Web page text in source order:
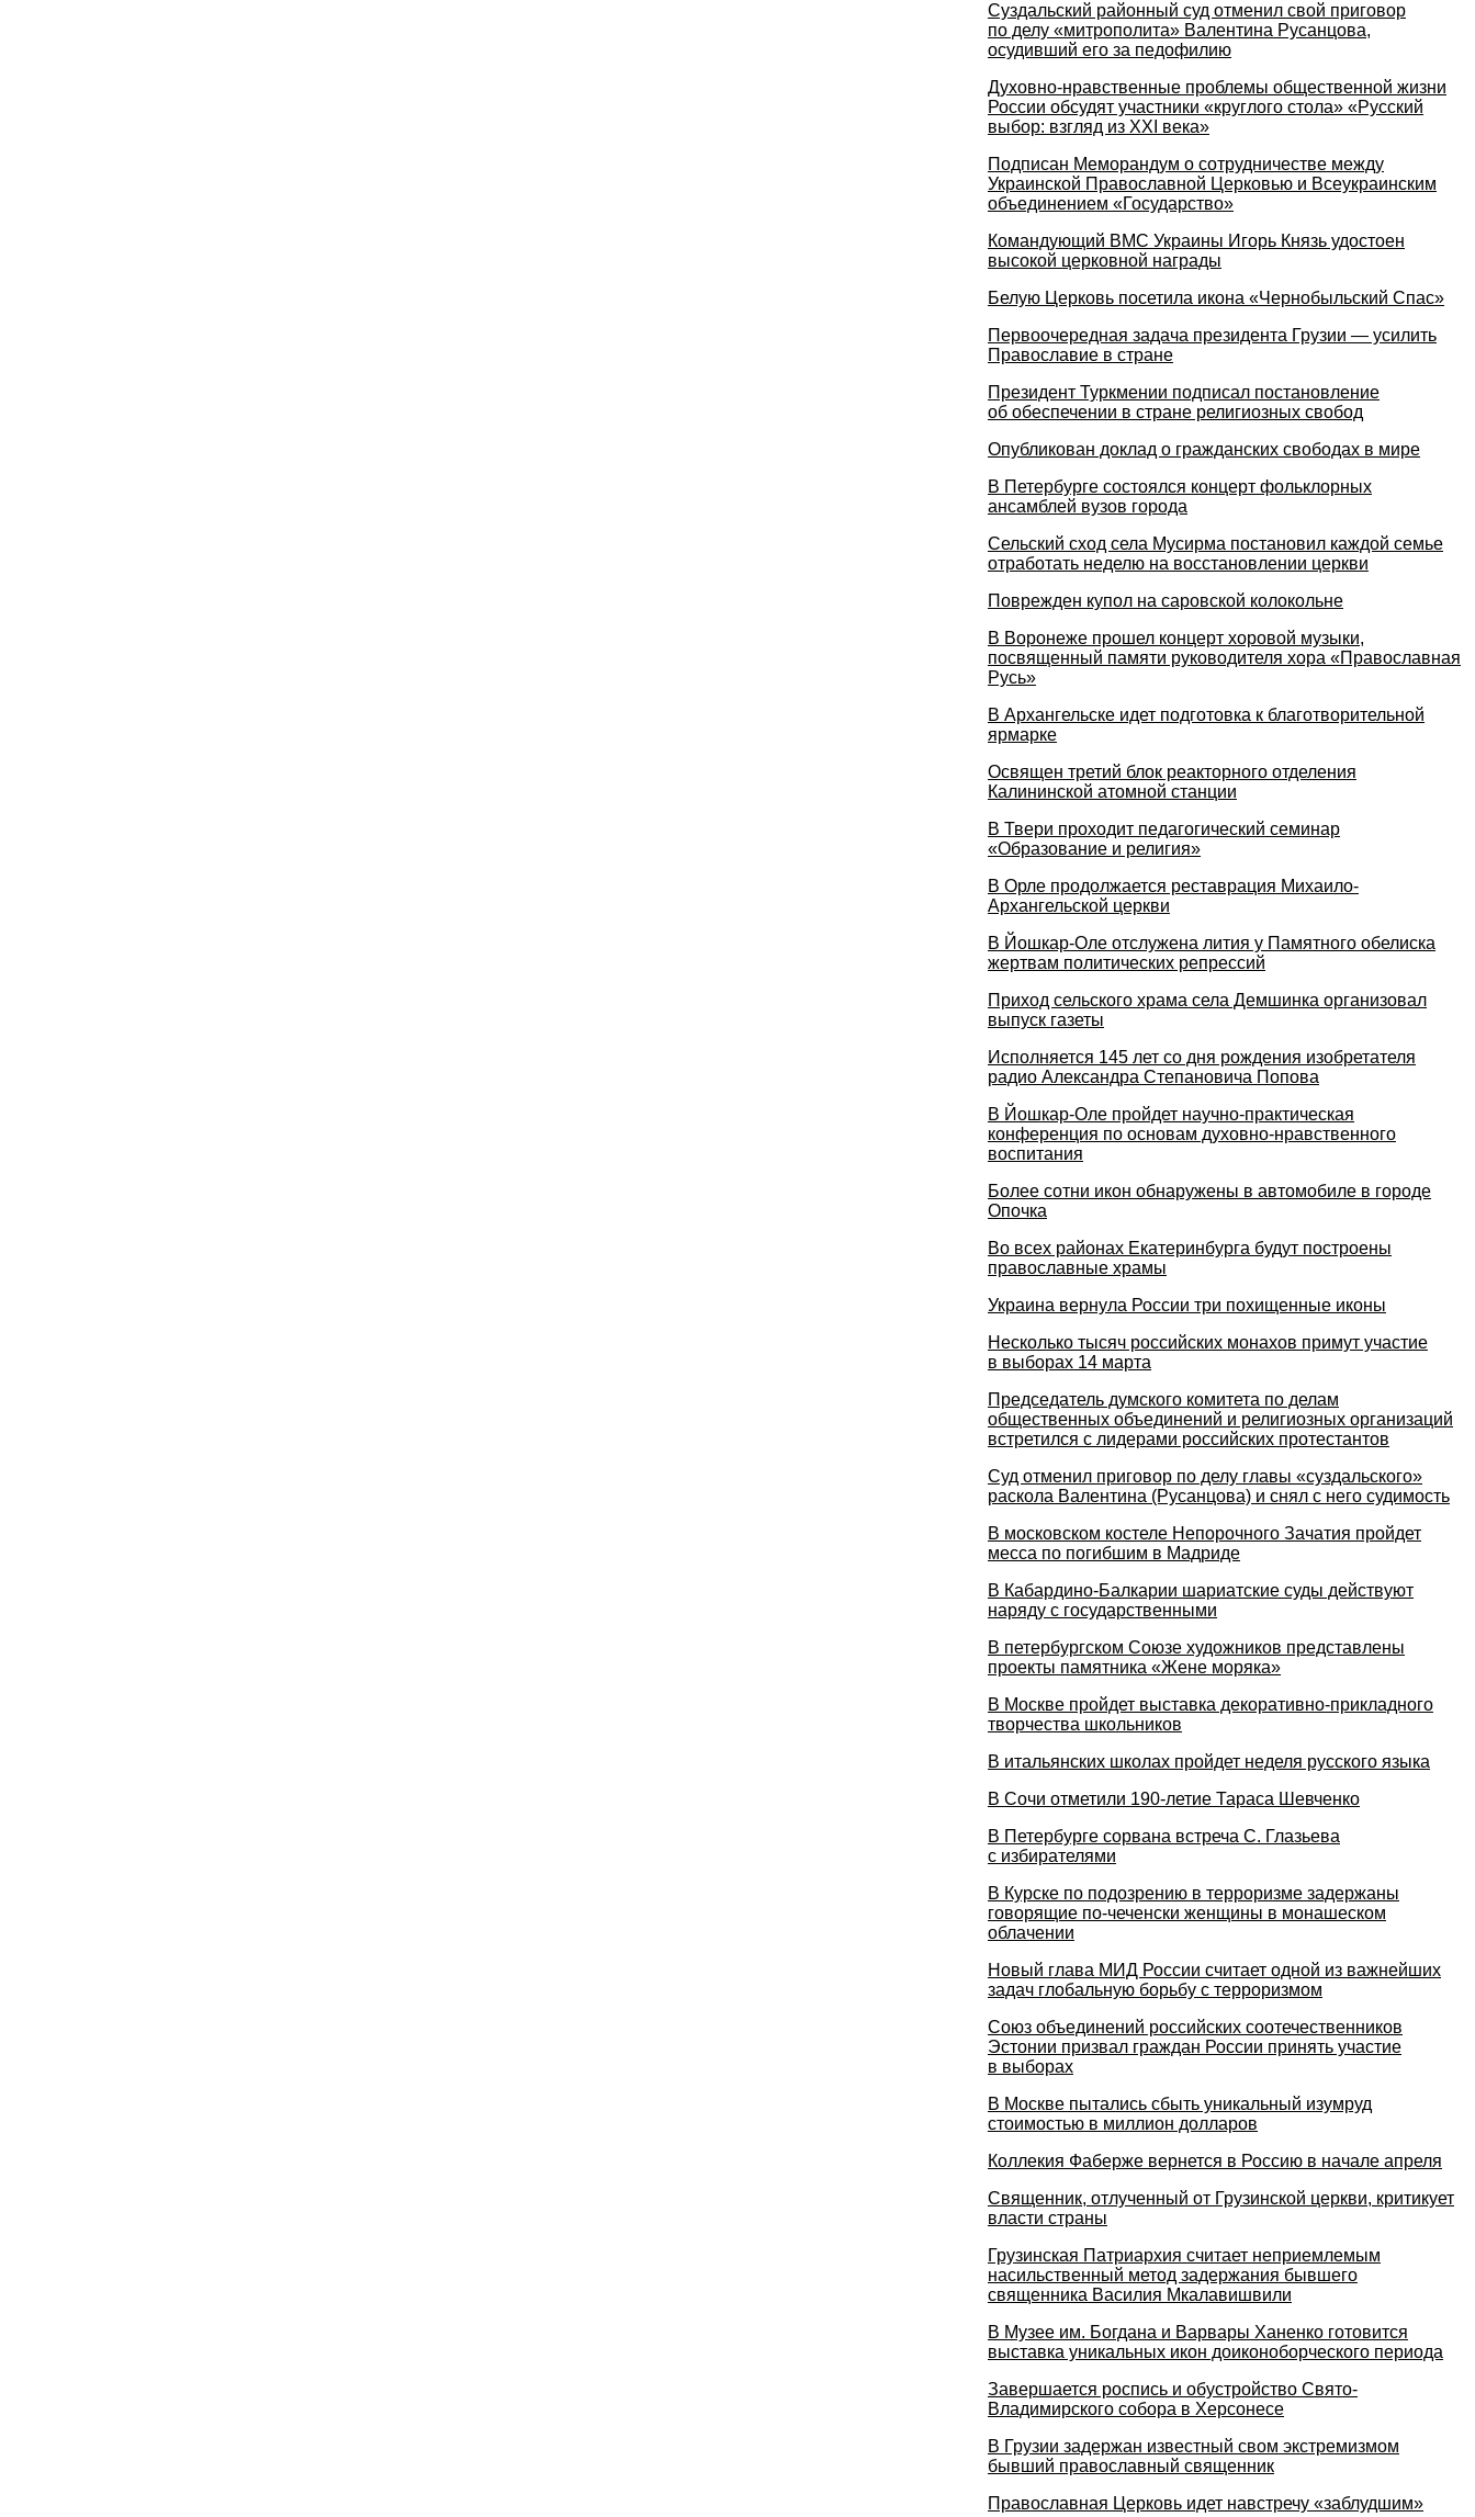
Суздальский районный суд отменил свой приговор
по делу «митрополита» Валентина Русанцова,
осудивший его за педофилию
Духовно-нравственные проблемы общественной жизни
России обсудят участники «круглого стола» «Русский
выбор: взгляд из XXI века»
Подписан Меморандум о сотрудничестве между
Украинской Православной Церковью и Всеукраинским
объединением «Государство»
Командующий ВМС Украины Игорь Князь удостоен
высокой церковной награды
Белую Церковь посетила икона «Чернобыльский Спас»
Первоочередная задача президента Грузии — усилить
Православие в стране
Президент Туркмении подписал постановление
об обеспечении в стране религиозных свобод
Опубликован доклад о гражданских свободах в мире
В Петербурге состоялся концерт фольклорных
ансамблей вузов города
Сельский сход села Мусирма постановил каждой семье
отработать неделю на восстановлении церкви
Поврежден купол на саровской колокольне
В Воронеже прошел концерт хоровой музыки,
посвященный памяти руководителя хора «Православная
Русь»
В Архангельске идет подготовка к благотворительной
ярмарке
Освящен третий блок реакторного отделения
Калининской атомной станции
В Твери проходит педагогический семинар
«Образование и религия»
В Орле продолжается реставрация Михаило-
Архангельской церкви
В Йошкар-Оле отслужена лития у Памятного обелиска
жертвам политических репрессий
Приход сельского храма села Демшинка организовал
выпуск газеты
Исполняется 145 лет со дня рождения изобретателя
радио Александра Степановича Попова
В Йошкар-Оле пройдет научно-практическая
конференция по основам духовно-нравственного
воспитания
Более сотни икон обнаружены в автомобиле в городе
Опочка
Во всех районах Екатеринбурга будут построены
православные храмы
Украина вернула России три похищенные иконы
Несколько тысяч российских монахов примут участие
в выборах 14 марта
Председатель думского комитета по делам
общественных объединений и религиозных организаций
встретился с лидерами российских протестантов
Суд отменил приговор по делу главы «суздальского»
раскола Валентина (Русанцова) и снял с него судимость
В московском костеле Непорочного Зачатия пройдет
месса по погибшим в Мадриде
В Кабардино-Балкарии шариатские суды действуют
наряду с государственными
В петербургском Союзе художников представлены
проекты памятника «Жене моряка»
В Москве пройдет выставка декоративно-прикладного
творчества школьников
В итальянских школах пройдет неделя русского языка
В Сочи отметили 190-летие Тараса Шевченко
В Петербурге сорвана встреча С. Глазьева
с избирателями
В Курске по подозрению в терроризме задержаны
говорящие по-чеченски женщины в монашеском
облачении
Новый глава МИД России считает одной из важнейших
задач глобальную борьбу с терроризмом
Союз объединений российских соотечественников
Эстонии призвал граждан России принять участие
в выборах
В Москве пытались сбыть уникальный изумруд
стоимостью в миллион долларов
Коллекия Фаберже вернется в Россию в начале апреля
Священник, отлученный от Грузинской церкви, критикует
власти страны
Грузинская Патриархия считает неприемлемым
насильственный метод задержания бывшего
священника Василия Мкалавишвили
В Музее им. Богдана и Варвары Ханенко готовится
выставка уникальных икон доиконоборческого периода
Завершается роспись и обустройство Свято-
Владимирского собора в Херсонесе
В Грузии задержан известный свом экстремизмом
бывший православный священник
Православная Церковь идет навстречу «заблудшим»